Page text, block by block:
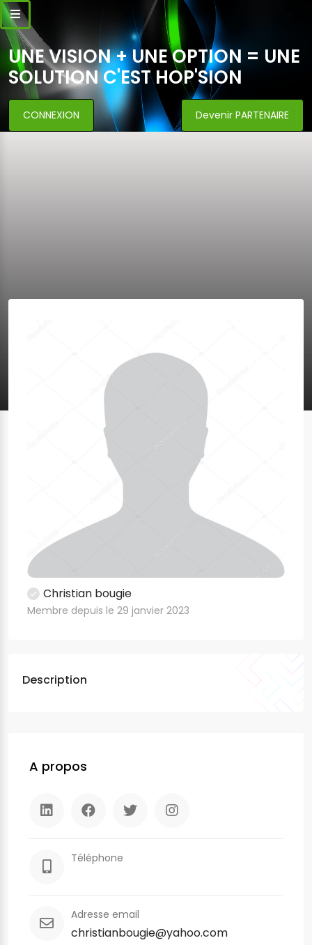
UNE VISION + UNE OPTION = UNE
SOLUTION C'EST HOP'SION
CONNEXION Devenir PARTENAIRE
Christian bougie
Membre depuis le 29 janvier 2023
Description
A propos
Téléphone
Adresse email
christianbougie@yahoo.com